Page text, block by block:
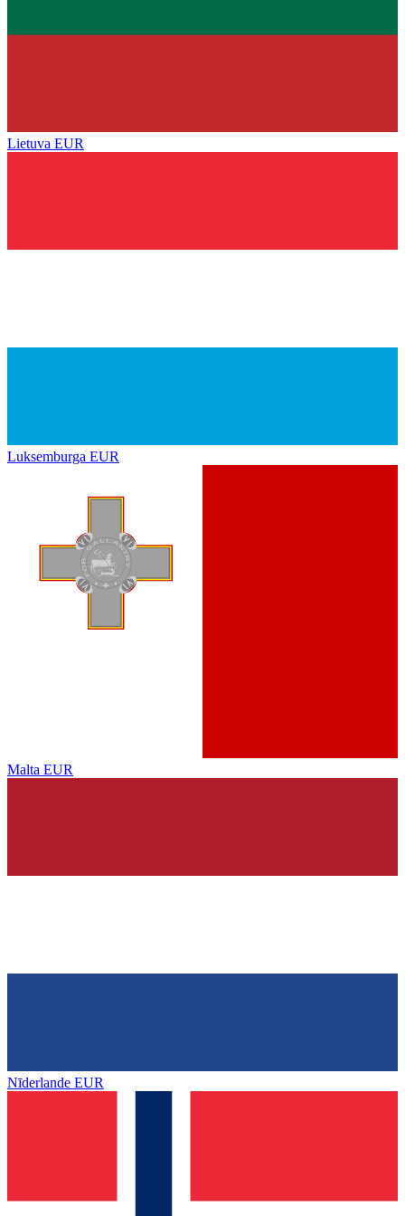
Lietuva EUR
Luksemburga EUR
Malta EUR
Nīderlande EUR